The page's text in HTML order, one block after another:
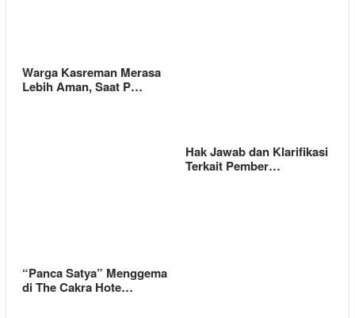
Warga Kasreman Merasa
Lebih Aman, Saat P…
Hak Jawab dan Klarifikasi
Terkait Pember…
“Panca Satya” Menggema
di The Cakra Hote…